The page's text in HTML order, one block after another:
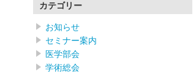
カテゴリー
お知らせ
セミナー案内
医学部会
学術総会